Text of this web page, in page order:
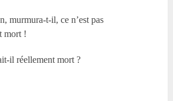
murmura-t-il, ce n’est pas
mort !
il réellement mort ?